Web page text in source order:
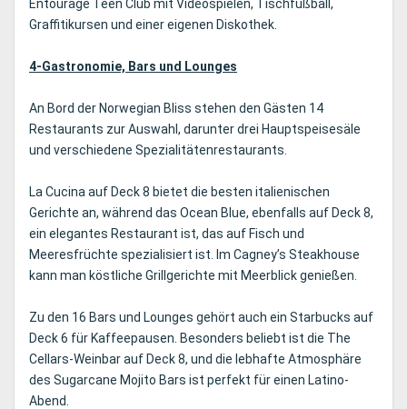
Entourage Teen Club mit Videospielen, Tischfußball,
Graffitikursen und einer eigenen Diskothek.
4-Gastronomie, Bars und Lounges
An Bord der Norwegian Bliss stehen den Gästen 14
Restaurants zur Auswahl, darunter drei Hauptspeisesäle
und verschiedene Spezialitätenrestaurants.
La Cucina auf Deck 8 bietet die besten italienischen
Gerichte an, während das Ocean Blue, ebenfalls auf Deck 8,
ein elegantes Restaurant ist, das auf Fisch und
Meeresfrüchte spezialisiert ist. Im Cagney’s Steakhouse
kann man köstliche Grillgerichte mit Meerblick genießen.
Zu den 16 Bars und Lounges gehört auch ein Starbucks auf
Deck 6 für Kaffeepausen. Besonders beliebt ist die The
Cellars-Weinbar auf Deck 8, und die lebhafte Atmosphäre
des Sugarcane Mojito Bars ist perfekt für einen Latino-
Abend.